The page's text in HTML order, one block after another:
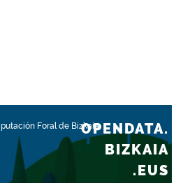
Foral de BizkaiaOPENDATA.
BIZKAIA
.EUS